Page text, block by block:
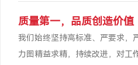
质量第一，品质创造价值
我们始终坚持高标准、严要求，
力图精益求精，持续改进，对工